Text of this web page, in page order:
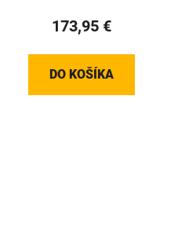
173,95 €
DO KOŠÍKA